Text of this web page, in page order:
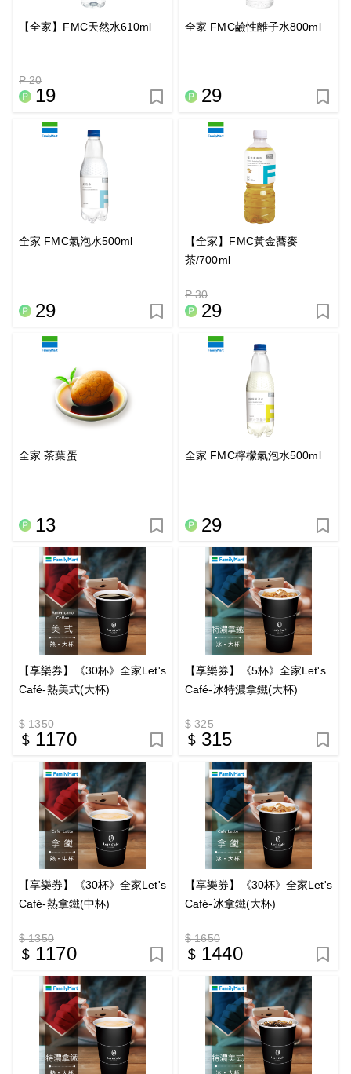
【全家】FMC天然水610ml
P 20
19
全家 FMC鹼性離子水800ml
29
全家 FMC氣泡水500ml
29
【全家】FMC黃金蕎麥
茶/700ml
P 30
29
全家 茶葉蛋
13
全家 FMC檸檬氣泡水500ml
29
【享樂券】《30杯》全家Let's
Café-熱美式(大杯)
$ 1350
1170
【享樂券】《5杯》全家Let's
Café-冰特濃拿鐵(大杯)
$ 325
315
【享樂券】《30杯》全家Let's
Café-熱拿鐵(中杯)
$ 1350
1170
【享樂券】《30杯》全家Let's
Café-冰拿鐵(大杯)
$ 1650
1440